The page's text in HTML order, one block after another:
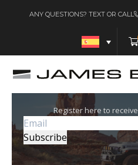
ANY QUESTIONS? TEXT OR CALL
Register here to receive